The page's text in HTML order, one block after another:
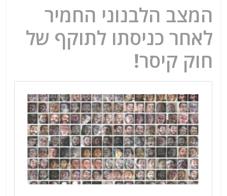
המצב הלבנוני החמיר
לאחר כניסתו לתוקף של
חוק קיסר!